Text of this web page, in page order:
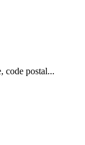
code postal...